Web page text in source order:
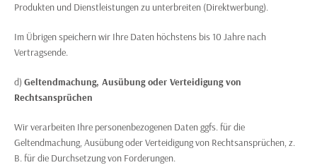
Produkten und Dienstleistungen zu unterbreiten (Direktwerbung).
Im Übrigen speichern wir Ihre Daten höchstens bis 10 Jahre nach
Vertragsende.
d) Geltendmachung, Ausübung oder Verteidigung von
Rechtsansprüchen
Wir verarbeiten Ihre personenbezogenen Daten ggfs. für die
Geltendmachung, Ausübung oder Verteidigung von Rechtsansprüchen, z.
B. für die Durchsetzung von Forderungen.